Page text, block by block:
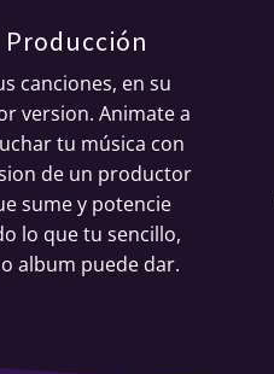
Producción
canciones, en su
version. Animate a
tu música con
de un productor
sume y potencie
lo que tu sencillo,
o album puede dar.